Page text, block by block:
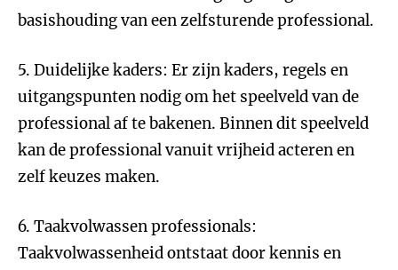
basishouding van een zelfsturende professional.
5. Duidelijke kaders: Er zijn kaders, regels en
uitgangspunten nodig om het speelveld van de
professional af te bakenen. Binnen dit speelveld
kan de professional vanuit vrijheid acteren en
zelf keuzes maken.
6. Taakvolwassen professionals:
Taakvolwassenheid ontstaat door kennis en